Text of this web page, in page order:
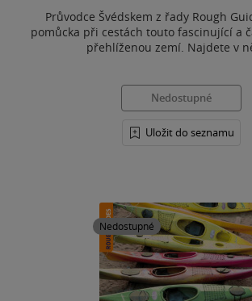
Průvodce Švédskem z řady Rough
pomůcka při cestách touto fascinující a
přehlíženou zemí. Najdete v
Nedostupné
Uložit do seznamu
Nedostupné